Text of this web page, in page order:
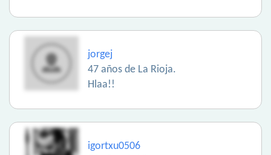
jorgej
47 años de La Rioja.
Hlaa!!
igortxu0506